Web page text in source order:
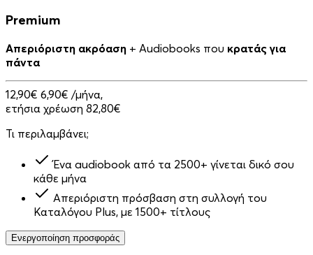
Premium
Απεριόριστη ακρόαση + Audiobooks που κρατάς για
πάντα
12,90€ 6,90€ /μήνα,
ετήσια χρέωση 82,80€
Τι περιλαμβάνει;
Ένα audiobook από τα 2500+ γίνεται δικό σου
κάθε μήνα
Απεριόριστη πρόσβαση στη συλλογή του
Καταλόγου Plus, με 1500+ τίτλους
Ενεργοποίηση προσφοράς